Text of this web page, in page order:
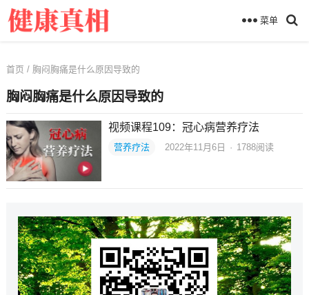
菜单
首页 / 胸闷胸痛是什么原因导致的
胸闷胸痛是什么原因导致的
视频课程109：冠心病营养疗法
营养疗法 2022年11月6日 · 1788阅读